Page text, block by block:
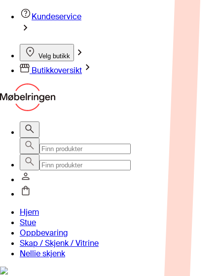
Kundeservice
Velg butikk
Butikkoversikt
Hjem
Stue
Oppbevaring
Skap / Skjenk / Vitrine
Nellie skjenk